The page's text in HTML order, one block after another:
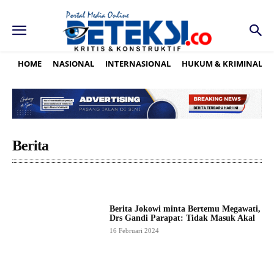
HOME NASIONAL INTERNASIONAL HUKUM & KRIMINAL
Berita
Berita Jokowi minta Bertemu Megawati,
Drs Gandi Parapat: Tidak Masuk Akal
16 Februari 2024